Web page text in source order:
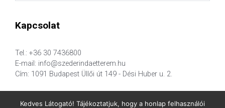
Kapcsolat
Tel.: +36 30 7436800
E-mail: info@szederindaetterem.hu
Cím: 1091 Budapest Üllői út 149 - Dési Huber u. 2.
Kedves Látogató! Tájékoztatjuk, hogy a honlap felhasználói